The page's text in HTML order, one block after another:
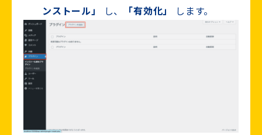
ンストール」
し、 「有効化」 します。